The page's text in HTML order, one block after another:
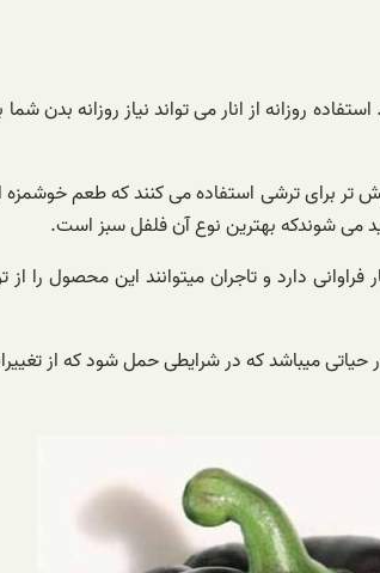
روزانه از انار می تواند نیاز روزانه بدن
تر برای ترشی استفاده می کنند که طعم
می ‌شوندکه بهترین نوع آن فلفل سبز است.
دارد و تاجران میتوانند این محصول را
حیاتی میباشد که در شرایطی حمل شود که از